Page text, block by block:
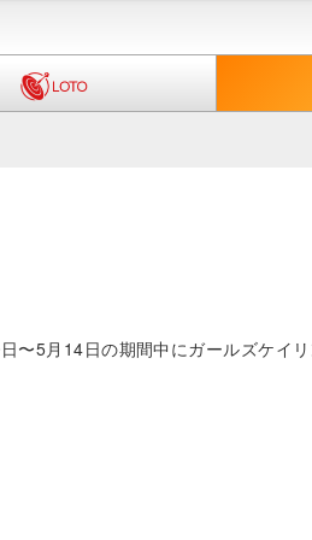
5月14日の期間中にガールズケイリ